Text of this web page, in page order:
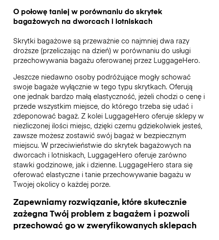
O połowę taniej w porównaniu do skrytek
bagażowych na dworcach i lotniskach
Skrytki bagażowe są przeważnie co najmniej dwa razy
droższe (przeliczając na dzień) w porównaniu do usługi
przechowywania bagażu oferowanej przez LuggageHero.
Jeszcze niedawno osoby podróżujące mogły schować
swoje bagaże wyłącznie w tego typu skrytkach. Oferują
one jednak bardzo małą elastyczność, jeżeli chodzi o cenę i
przede wszystkim miejsce, do którego trzeba się udać i
zdeponować bagaż. Z kolei LuggageHero oferuje sklepy w
niezliczonej ilości miejsc, dzięki czemu gdziekolwiek jesteś,
zawsze możesz zostawić swój bagaż w bezpiecznym
miejscu. W przeciwieństwie do skrytek bagażowych na
dworcach i lotniskach, LuggageHero oferuje zarówno
stawki godzinowe, jak i dzienne. LuggageHero stara się
oferować elastyczne i tanie przechowywanie bagażu w
Twojej okolicy o każdej porze.
Zapewniamy rozwiązanie, które skutecznie
zażegna Twój problem z bagażem i pozwoli
przechować go w zweryfikowanych sklepach